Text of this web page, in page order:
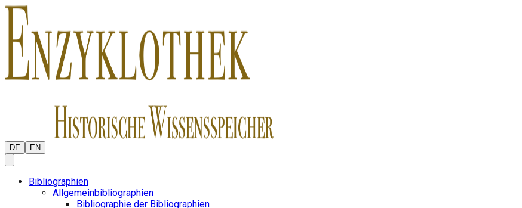
DE EN
Bibliographien
Allgemeinbibliographien
Bibliographie der Bibliographien